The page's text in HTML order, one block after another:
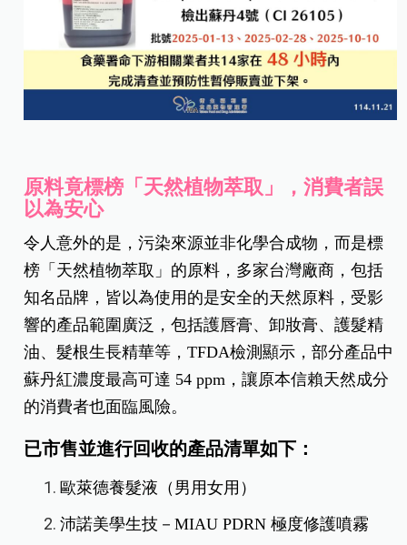
原料竟標榜「天然植物萃取」，消費者誤
以為安心
令人意外的是，污染來源並非化學合成物，而是標
榜「天然植物萃取」的原料，多家台灣廠商，包括
知名品牌，皆以為使用的是安全的天然原料，受影
響的產品範圍廣泛，包括護唇膏、卸妝膏、護髮精
油、髮根生長精華等，TFDA檢測顯示，部分產品中
蘇丹紅濃度最高可達 54 ppm，讓原本信賴天然成分
的消費者也面臨風險。
已市售並進行回收的產品清單如下：
歐萊德養髮液（男用女用）
沛諾美學生技－MIAU PDRN 極度修護噴霧